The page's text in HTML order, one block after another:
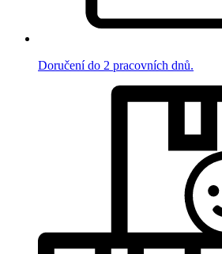
Doručení do 2 pracovních dnů.